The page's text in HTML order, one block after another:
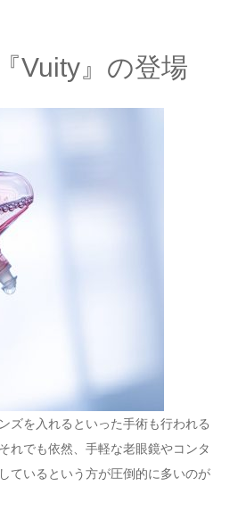
Vuity』の登場
ズを入れるといった手術も行われる
れでも依然、手軽な老眼鏡やコンタ
ているという方が圧倒的に多いのが